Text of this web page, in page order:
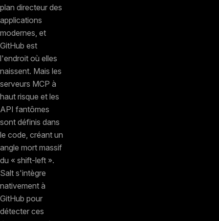
plan directeur des
applications
modernes, et
GitHub est
l'endroit où elles
naissent. Mais les
serveurs MCP à
haut risque et les
API fantômes
sont définis dans
le code, créant un
angle mort massif
du « shift-left ».
Salt s'intègre
nativement à
GitHub pour
détecter ces